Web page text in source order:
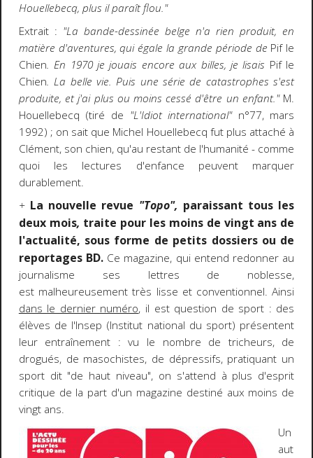
Houellebecq, plus il paraît flou."
Extrait : "La bande-dessinée belge n'a rien produit, en
matière d'aventures, qui égale la grande période de Pif le
Chien. En 1970 je jouais encore aux billes, je lisais Pif le
Chien. La belle vie. Puis une série de catastrophes s'est
produite, et j'ai plus ou moins cessé d'être un enfant."M.
Houellebecq (tiré de "L'Idiot international"n°77, mars
1992) ; on sait que Michel Houellebecq fut plus attaché à
Clément, son chien, qu'au restant de l'humanité - comme
quoi les lectures d'enfance peuvent marquer
durablement.
+ La nouvelle revue "Topo", paraissant tous les
deux mois, traite pour les moins de vingt ans de
l'actualité, sous forme de petits dossiers ou de
reportages BD. Ce magazine, qui entend redonner au
journalisme ses lettres de noblesse,
est malheureusement très lisse et conventionnel. Ainsi
dans le dernier numéro, il est question de sport : des
élèves de l'Insep (Institut national du sport) présentent
leur entraînement : vu le nombre de tricheurs, de
drogués, de masochistes, de dépressifs, pratiquant un
sport dit "de haut niveau", on s'attend à plus d'esprit
critique de la part d'un magazine destiné aux moins de
vingt ans.
Un
aut